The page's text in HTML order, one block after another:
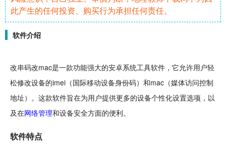
此产生的任何投资、购买行为承担任何责任。
软件介绍
改串码改mac是一款功能强大的安卓系统工具软件 ，它允许用户轻
松修改设备的imei（国际移动设备身份码）和mac（媒体访问控制
地址）。这款软件旨在为用户提供更多的设备个性化设置选项，以
及在网络管理和设备安全方面的便利。
软件特点